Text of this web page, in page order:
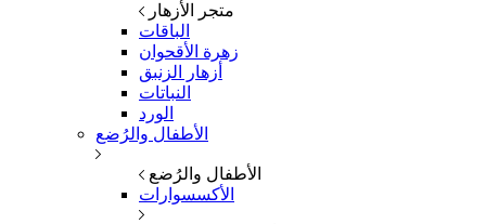
متجر الأزهار
الباقات
زهرة الأقحوان
أزهار الزنبق
النباتات
الورد
الأطفال والرُضع
الأطفال والرُضع
الأكسسوارات